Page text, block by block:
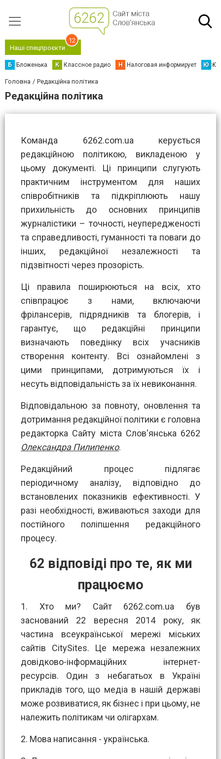
Наші спецпроєкти
12
Б Бложенька К Классное радио Н Налоговая информирует Ю
Головна Редакційна політика
Редакційна політика
Команда 6262.com.ua керується
редакційною політикою, викладеною у
цьому документі. Ці принципи слугують
практичним інструментом для наших
співробітників та підкріплюють нашу
прихильність до основних принципів
журналістики – точності, неупередженості
та справедливості, гуманності та поваги до
інших, редакційної незалежності та
підзвітності через прозорість.
Ці правила поширюються на всіх, хто
співпрацює з нами, включаючи
фрілансерів, підрядників та блогерів, і
гарантує, що редакційні принципи
визначають поведінку всіх учасників
створення контенту. Всі ознайомлені з
цими принципами, дотримуються їх і
несуть відповідальність за їх невиконання.
Відповідальною за повноту, оновлення та
дотримання редакційної політики є головна
редакторка Сайту міста Слов'янська 6262
Олександра Пилипенко.
Редакційний процес підлягає
періодичному аналізу, відповідно до
встановлених показників ефективності. У
разі необхідності, вживаються заходи для
постійного поліпшення редакційного
процесу.
62 відповіді про те, як ми
працюємо
1. Хто ми? Сайт 6262.com.ua був
заснований 22 вересня 2014 року, як
частина всеукраїнської мережі міських
сайтів CitySites. Це мережа незалежних
довідково-інформаційних інтернет-
ресурсів. Один з небагатьох в Україні
прикладів того, що медіа в нашій державі
може розвиватися, як бізнес і при цьому, не
належить політикам чи олігархам.
2. Мова написання - українська.